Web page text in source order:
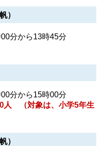
）
分から13時45分
分から15時00分
（対象は、小学5年生
）